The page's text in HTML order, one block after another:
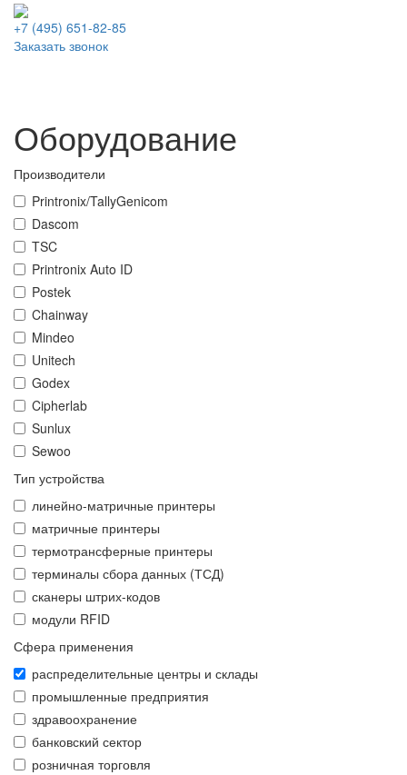
+7 (495) 651-82-85
Заказать звонок
Оборудование
Производители
Printronix/TallyGenicom
Dascom
TSC
Printronix Auto ID
Postek
Chainway
Mindeo
Unitech
Godex
Cipherlab
Sunlux
Sewoo
Тип устройства
линейно-матричные принтеры
матричные принтеры
термотрансферные принтеры
терминалы сбора данных (ТСД)
сканеры штрих-кодов
модули RFID
Сфера применения
распределительные центры и склады
промышленные предприятия
здравоохранение
банковский сектор
розничная торговля